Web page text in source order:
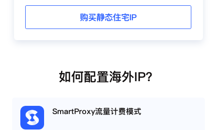
购买静态住宅IP
如何配置海外IP？
SmartProxy流量计费模式